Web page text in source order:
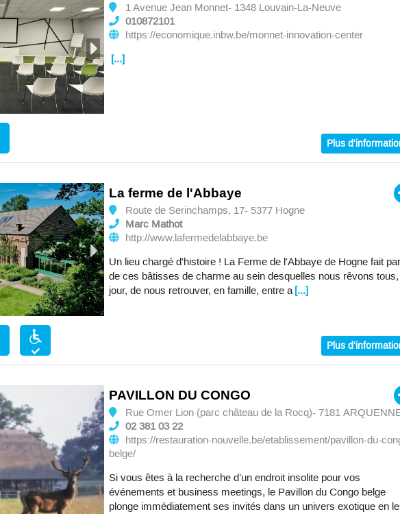
1 Avenue Jean Monnet- 1348 Louvain-La-Neuve
010872101
https://economique.inbw.be/monnet-innovation-center
[...]
Plus
La ferme de l'Abbaye
Route de Serinchamps, 17- 5377 Hogne
Marc Mathot
http://www.lafermedelabbaye.be
Un lieu chargé d'histoire ! La Ferme de l'Abbaye de Hogne fait
de ces bâtisses de charme au sein desquelles nous rêvons
jour, de nous retrouver, en famille, entre a[...]
Plus
PAVILLON DU CONGO
Rue Omer Lion (parc château de la Rocq)- 7181
02 381 03 22
https://restauration-nouvelle.be/etablissement/pavillon-du-
belge/
Si vous êtes à la recherche d’un endroit insolite pour vos
événements et business meetings, le Pavillon du Congo belge
plonge immédiatement ses invités dans un univers exotique en